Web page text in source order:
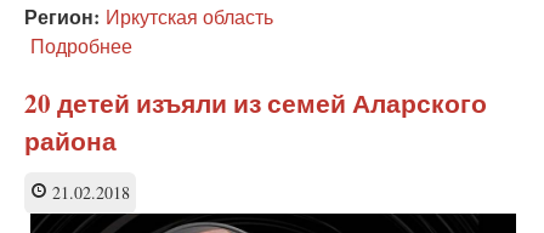
Регион: Иркутская область
Подробнее
наказан
за
воина
20 детей изъяли из семей Аларского
района
21.02.2018